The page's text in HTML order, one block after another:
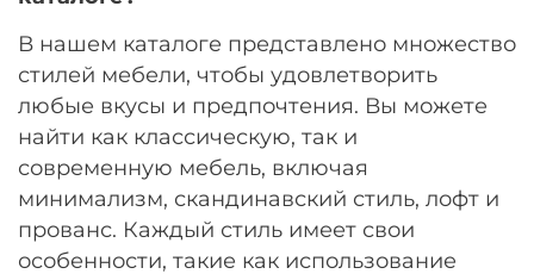
В нашем каталоге представлено множество
стилей мебели, чтобы удовлетворить
любые вкусы и предпочтения. Вы можете
найти как классическую, так и
современную мебель, включая
минимализм, скандинавский стиль, лофт и
прованс. Каждый стиль имеет свои
особенности, такие как использование